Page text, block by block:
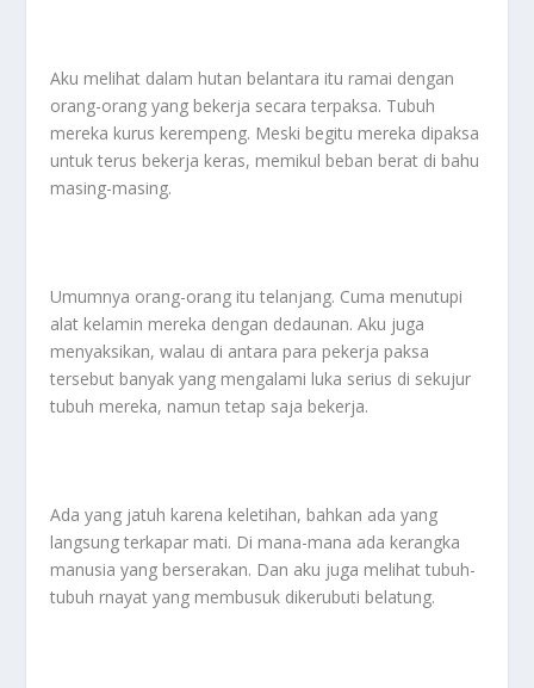
Aku melihat dalam hutan belantara itu ramai dengan
orang-orang yang bekerja secara terpaksa. Tubuh
mereka kurus kerempeng. Meski begitu mereka dipaksa
untuk terus bekerja keras, memikul beban berat di bahu
masing-masing.
Umumnya orang-orang itu telanjang. Cuma menutupi
alat kelamin mereka dengan dedaunan. Aku juga
menyaksikan, walau di antara para pekerja paksa
tersebut banyak yang mengalami luka serius di sekujur
tubuh mereka, namun tetap saja bekerja.
Ada yang jatuh karena keletihan, bahkan ada yang
langsung terkapar mati. Di mana-mana ada kerangka
manusia yang berserakan. Dan aku juga melihat tubuh-
tubuh rnayat yang membusuk dikerubuti belatung.